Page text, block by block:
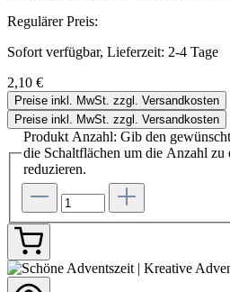
Regulärer Preis:
Sofort verfügbar, Lieferzeit: 2-4 Tage
2,10 €
Preise inkl. MwSt. zzgl. Versandkosten
Preise inkl. MwSt. zzgl. Versandkosten
Produkt Anzahl: Gib den
die Schaltflächen um die Anzahl zu
reduzieren.